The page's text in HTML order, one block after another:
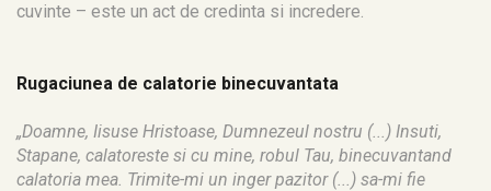
cuvinte – este un act de credinta si incredere.
Rugaciunea de calatorie binecuvantata
„Doamne, Iisuse Hristoase, Dumnezeul nostru (...) Insuti,
Stapane, calatoreste si cu mine, robul Tau, binecuvantand
calatoria mea. Trimite-mi un inger pazitor (...) sa-mi fie